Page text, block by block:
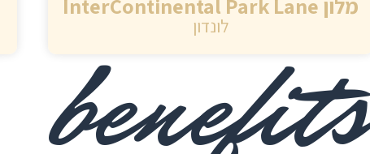
מלון InterContinental Park Lane
לונדון
benefits